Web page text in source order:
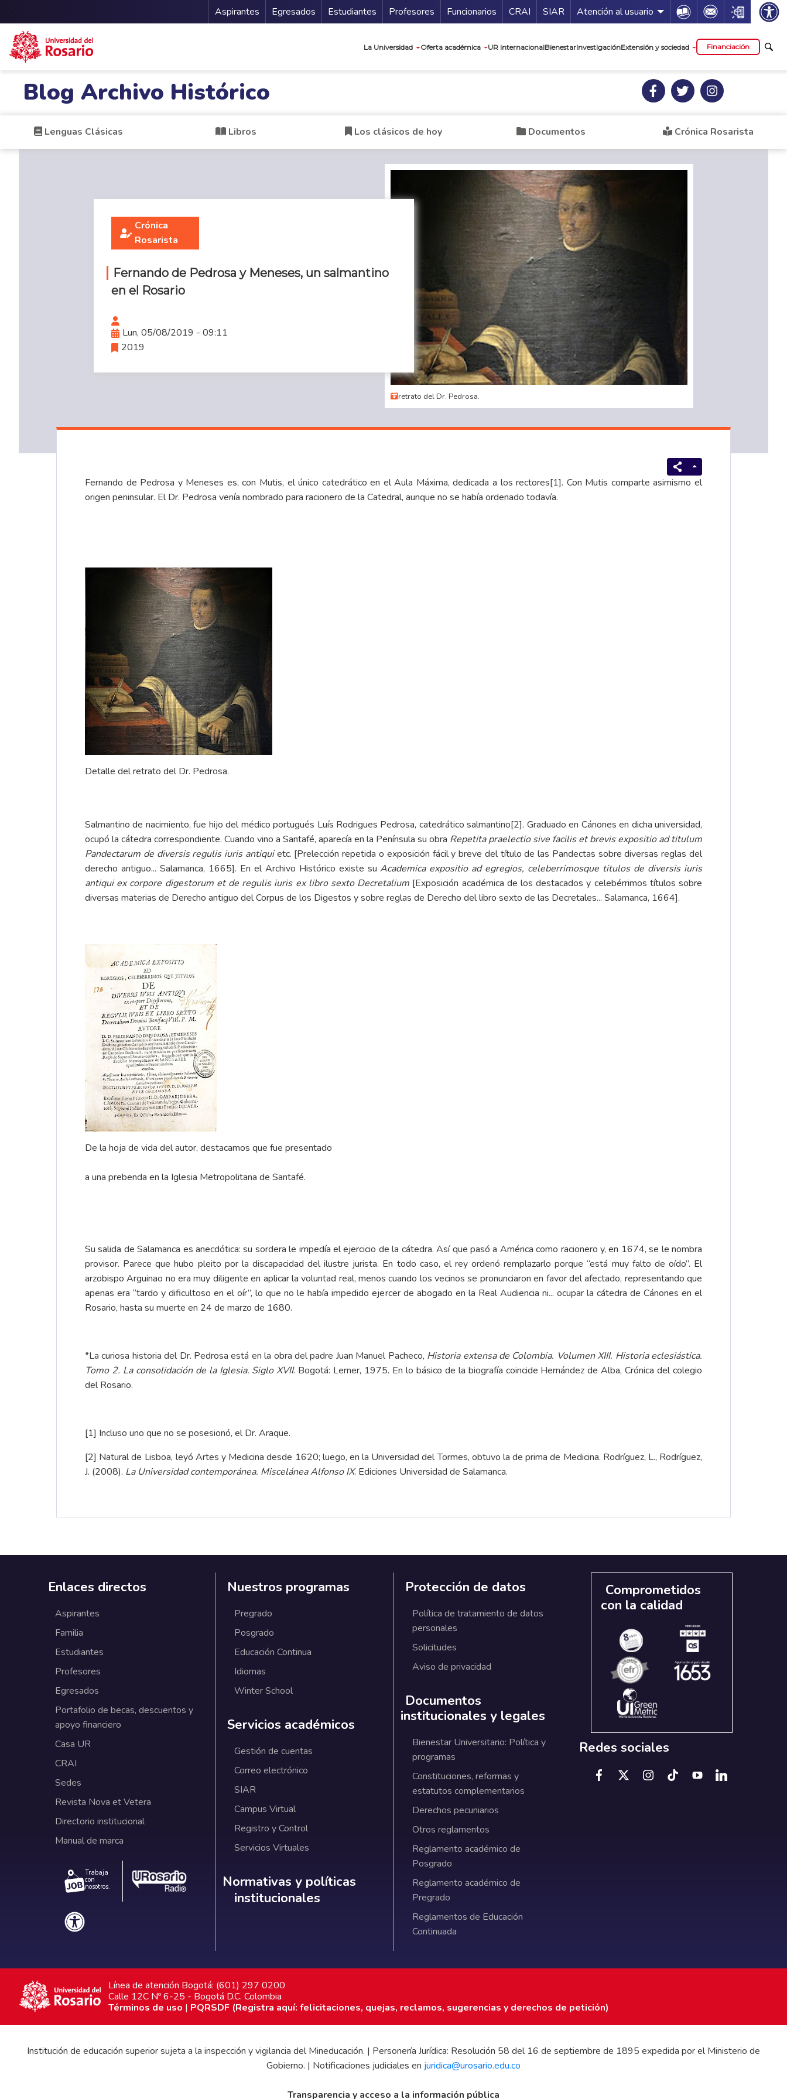
Menu Secundario
Aspirantes Egresados Estudiantes Profesores Funcionarios Guía de servicios
CRAI SIAR Atención al usuario Icon Icon Icon
La Universidad Oferta académica UR internacionalBienestarInvestigaciónExtensión y sociedad Financiación
Blog Archivo Histórico
Lenguas Clásicas Libros Los clásicos de hoy Documentos Crónica Rosarista
Crónica
Rosarista
Fernando de Pedrosa y Meneses, un salmantino
en el Rosario
Lun, 05/08/2019 - 09:11
2019
retrato del Dr. Pedrosa.
Fernando de Pedrosa y Meneses es, con Mutis, el único catedrático en el Aula Máxima, dedicada a los rectores[1]. Con Mutis comparte asimismo el
origen peninsular. El Dr. Pedrosa venía nombrado para racionero de la Catedral, aunque no se había ordenado todavía.
Detalle del retrato delDr. Pedrosa.
Salmantino de nacimiento, fue hijo del médico portugués Luís Rodrigues Pedrosa, catedrático salmantino[2]. Graduado en Cánones en dicha universidad,
ocupó la cátedra correspondiente. Cuando vino a Santafé, aparecía en la Península su obra Repetita praelectio sive facilis et brevis expositio ad titulum
Pandectarum de diversis regulis iuris antiquietc. [Prelección repetida o exposición fácil y breve del título de las Pandectas sobre diversas reglas del
derecho antiguo... Salamanca, 1665]. En el Archivo Histórico existe suAcademica expositio ad egregios, celeberrimosque titulos de diversis iuris
antiqui ex corpore digestorum et de regulis iuris ex libro sexto Decretalium [Exposición académica de los destacados y celebérrimos títulos sobre
diversas materias de Derecho antiguo del Corpus de los Digestos y sobre reglas de Derecho del libro sexto de las Decretales... Salamanca, 1664].
De la hoja de vida del autor, destacamos que fue presentado
a una prebenda en la Iglesia Metropolitana de Santafé.
Su salida de Salamanca es anecdótica: su sordera le impedía el ejercicio de la cátedra. Así que pasó a América como racionero y, en 1674, se le nombra
provisor. Parece que hubo pleito por la discapacidad del ilustre jurista. En todo caso, el rey ordenó remplazarlo porque “está muy falto de oído”. El
arzobispo Arguinao no era muy diligente en aplicar la voluntad real, menos cuando los vecinos se pronunciaron en favor del afectado, representando que
apenas era “tardo y dificultoso en el oír”, lo que no le había impedido ejercer de abogado en la Real Audiencia ni... ocupar la cátedra de Cánones en el
Rosario, hasta su muerte en 24 de marzo de 1680.
*La curiosa historia del Dr. Pedrosa está en la obra del padre Juan Manuel Pacheco, Historia extensa de Colombia. Volumen XIII. Historia eclesiástica.
Tomo 2. La consolidación de la Iglesia. Siglo XVII. Bogotá: Lerner, 1975. En lo básico de la biografía coincide Hernández de Alba, Crónica del colegio
del Rosario.
[1] Incluso uno que no se posesionó, el Dr. Araque.
[2] Natural de Lisboa, leyó Artes y Medicina desde 1620; luego, en la Universidad del Tormes, obtuvo la de prima de Medicina. Rodríguez, L., Rodríguez,
J. (2008). La Universidad contemporánea. Miscelánea Alfonso IX. Ediciones Universidad de Salamanca.
Enlaces directos
Aspirantes
Familia
Estudiantes
Profesores
Egresados
Portafolio de becas, descuentos y
apoyo financiero
Casa UR
CRAI
Sedes
Revista Nova et Vetera
Directorio institucional
Manual de marca
Trabaja
con
nosotros.
Nuestros programas
Pregrado
Posgrado
Educación Continua
Idiomas
Winter School
Servicios académicos
Gestión de cuentas
Correo electrónico
SIAR
Campus Virtual
Registro y Control
Servicios Virtuales
Normativas y políticas institucionales
Normativas y políticas
institucionales
Protección de datos
Política de tratamiento de datos
personales
Solicitudes
Aviso de privacidad
Documentos
institucionales y legales
Bienestar Universitario: Política y
programas
Constituciones, reformas y
estatutos complementarios
Derechos pecuniarios
Otros reglamentos
Reglamento académico de
Posgrado
Reglamento académico de
Pregrado
Reglamentos de Educación
Continuada
Comprometidos
con la calidad
Redes sociales
Línea de atención Bogotá: (601) 297 0200
Calle 12C Nº 6-25 - Bogotá D.C. Colombia
Términos de uso | PQRSDF (Registra aquí: felicitaciones, quejas, reclamos, sugerencias y derechos de petición)
Institución de educación superior sujeta a la inspección y vigilancia del Mineducación. | Personería Jurídica: Resolución 58 del 16 de septiembre de 1895 expedida por el Ministerio de
Gobierno. | Notificaciones judiciales en juridica@urosario.edu.co
Transparencia y acceso a la información pública